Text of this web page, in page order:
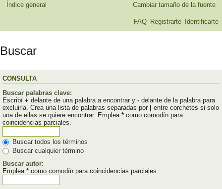
Índice general Cambiar tamaño de la fuente
FAQ Registrarte Identificarte
Buscar
CONSULTA
Buscar palabras clave:
Escribí + delante de una palabra a encontrar y - delante de la palabra para
excluirla. Crea una lista de palabras separadas por | entre corchetes si solo
una de ellas se quiere encontrar. Emplea * como comodín para
coincidencias parciales.
Buscar todos los términos
Buscar cualquier término
Buscar autor:
Emplea * como comodín para coincidencias parciales.